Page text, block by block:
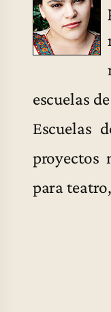
escuelas
Escuelas
proyectos
para